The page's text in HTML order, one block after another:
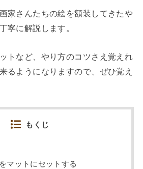
家さんたちの絵を額装してきたや
寧に解説します。
トなど、やり方のコツさえ覚えれ
るようになりますので、ぜひ覚え
もくじ
マットにセットする